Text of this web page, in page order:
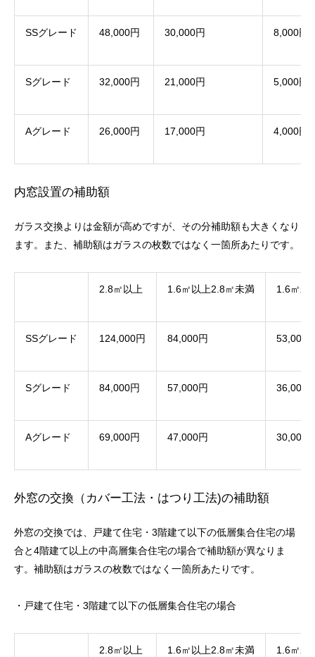
SSグレード 48,000円 30,000円 8,000円
Sグレード 32,000円 21,000円 5,000円
Aグレード 26,000円 17,000円 4,000円
内窓設置の補助額
ガラス交換よりは金額が高めですが、その分補助額も大きくなり
ます。また、補助額はガラスの枚数ではなく一箇所あたりです。
2.8㎡以上 1.6㎡以上2.8㎡未満 1.6㎡未
SSグレード 124,000円 84,000円 53,000
Sグレード 84,000円 57,000円 36,000
Aグレード 69,000円 47,000円 30,000
外窓の交換（カバー工法・はつり工法)の補助額
外窓の交換では、戸建て住宅・3階建て以下の低層集合住宅の場
合と4階建て以上の中高層集合住宅の場合で補助額が異なりま
す。補助額はガラスの枚数ではなく一箇所あたりです。
・戸建て住宅・3階建て以下の低層集合住宅の場合
2.8㎡以上 1.6㎡以上2.8㎡未満 1.6㎡未